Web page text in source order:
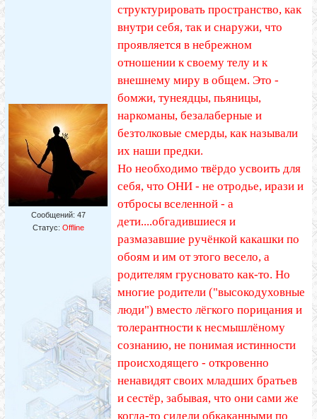
Сообщений: 47
Статус: Offline
структурировать пространство, как
внутри себя, так и снаружи, что
проявляется в небрежном
отношении к своему телу и к
внешнему миру в общем. Это -
бомжи, тунеядцы, пьяницы,
наркоманы, безалаберные и
безтолковые смерды, как называли
их наши предки.
Но необходимо твёрдо усвоить для
себя, что ОНИ - не отродье, ирази и
отбросы вселенной - а
дети....обгадившиеся и
размазавшие ручёнкой какашки по
обоям и им от этого весело, а
родителям грусновато как-то. Но
многие родители ("высокодуховные
люди") вместо лёгкого порицания и
толерантности к несмышлёному
сознанию, не понимая истинности
происходящего - откровенно
ненавидят своих младших братьев
и сестёр, забывая, что они сами же
когда-то сидели обкаканными по